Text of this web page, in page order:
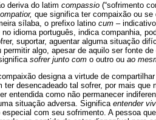
deriva do latim compassio (“sofrimento
que significa ter compaixão ou
sílaba, o prefixo latino cum –indicativo
no idioma português, indica companhia,
suportar, aguentar alguma situação
algo, apesar de aquilo ser fonte
sofrer junto com o outro ou ao
designa a virtude de
desencadeado tal sofrer, por mais que
entendida como não permanecer
situação adversa. Significa entender
com seu sofrimento. A pessoa